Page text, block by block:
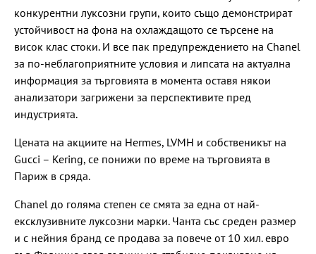
конкурентни луксозни групи, които също демонстрират
устойчивост на фона на охлаждащото се търсене на
висок клас стоки. И все пак предупреждението на Chanel
за по-неблагоприятните условия и липсата на актуална
информация за търговията в момента оставя някои
анализатори загрижени за перспективите пред
индустрията.
Цената на акциите на Hermes, LVMH и собственикът на
Gucci – Kering, се понижи по време на търговията в
Париж в сряда.
Chanel до голяма степен се смята за една от най-
ексклузивните луксозни марки. Чанта със среден размер
и с нейния бранд се продава за повече от 10 хил. евро